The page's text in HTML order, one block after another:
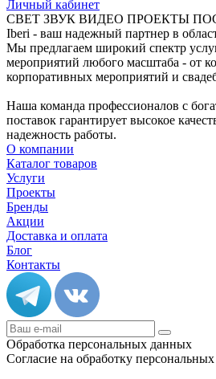
Личный кабинет
СВЕТ ЗВУК ВИДЕО ПРОЕКТЫ
Iberi - ваш надежный партнер в
Мы предлагаем широкий спектр
мероприятий любого масштаба - от
корпоративных мероприятий и
Наша команда профессионалов с
поставок гарантирует высокое
надежность работы.
О компании
Каталог товаров
Услуги
Проекты
Бренды
Акции
Доставка и оплата
Блог
Контакты
Обработка персональных данных
Согласие на обработку